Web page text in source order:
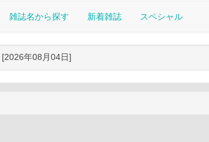
雑誌名から探す 新着雑誌 スペシャル
[2026年08月04日]